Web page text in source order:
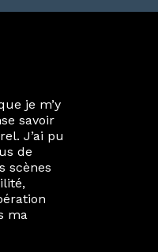
dans les
Diplôme
que
En
projets
les